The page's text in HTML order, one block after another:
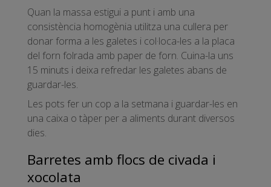
Quan la massa estigui a punt i amb una
consistència homogènia utilitza una cullera per
donar forma a les galetes i col·loca-les a la placa
del forn folrada amb paper de forn. Cuina-la uns
15 minuts i deixa refredar les galetes abans de
guardar-les.
Les pots fer un cop a la setmana i guardar-les en
una caixa o tàper per a aliments durant diversos
dies.
Barretes amb flocs de civada i
xocolata